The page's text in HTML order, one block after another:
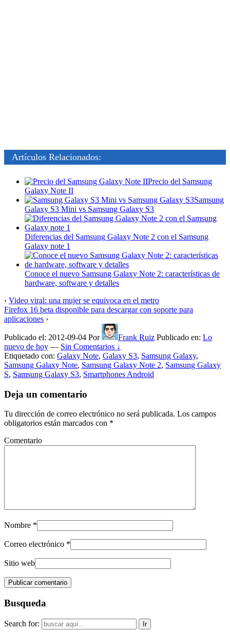
Artículos Relacionados:
Precio del Samsung
Galaxy Note II
Samsung
Galaxy S3 Mini vs Samsung Galaxy S3
Diferencias del Samsung Galaxy Note 2 con el Samsung
Galaxy note 1
Conoce el nuevo Samsung Galaxy Note 2: características de
hardware, software y detalles
‹ Video viral: una mujer se equivoca en el metro
Firefox 16 beta disponible para descargar con soporte para
aplicaciones ›
Publicado el: 2012-09-04 Por Frank Ruiz Publicado en: Lo
nuevo de hoy — Sin Comentarios ↓
Etiquetado con: Galaxy Note, Galaxy S3, Samsung Galaxy,
Samsung Galaxy Note, Samsung Galaxy Note 2, Samsung Galaxy
S, Samsung Galaxy S3, Smartphones Android
Deja un comentario
Tu dirección de correo electrónico no será publicada. Los campos
obligatorios están marcados con *
Comentario
Nombre *
Correo electrónico *
Sitio web
Busqueda
Search for: